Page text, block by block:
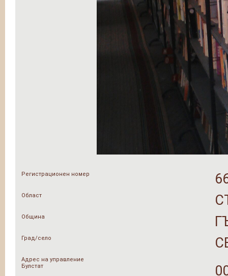
Регистрационен номер
Област
Община
Град/село
Адрес на управление
Булстат